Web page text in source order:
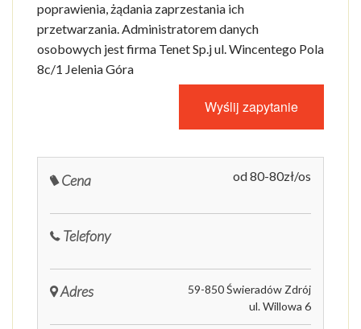
poprawienia, żądania zaprzestania ich
przetwarzania. Administratorem danych
osobowych jest firma Tenet Sp.j ul. Wincentego Pola
8c/1 Jelenia Góra
Cena od 80-80zł/os
Telefony
Adres
59-850 Świeradów Zdrój
ul. Willowa 6